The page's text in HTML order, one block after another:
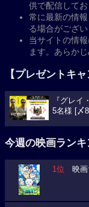
供で配信してお
常に最新の情
る場合がござい
当サイトの情
ます。あらか
【プレゼントキ
『グレイ
5名様 [〆
今週の映画ランキ
1位 映画